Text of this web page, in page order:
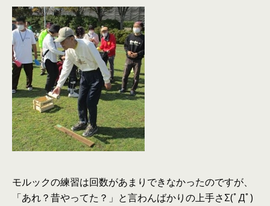
モルックの練習は回数があまりできなかったのですが、
「あれ？昔やってた？」と言わんばかりの上手さΣ(ﾟДﾟ)